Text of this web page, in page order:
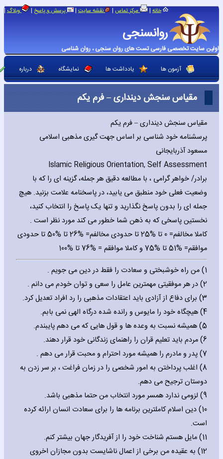
روانسنجی
اولین سایت تخصصی فارسی تست های روان سنجی ، روان شناسی
خانه | مرکز تماس | نقشه سایت | پرسش و پاسخ | وبلاگ |
آزمون ها یادداشت ها نمایشگاه درباره
مقیاس سنجش دینداری – فرم یکم
مقیاس سنجش دینداری – فرم یکم
پرسشنامه خود شناسی بر اساس جهت گیری مذهبی اسلامی
مسعود آذربایجانی
Islamic Religious Orientation‚ Self Assessment
برادر/ خواهر گرامی ، با مطالعه دقیق هر جمله، گزینه ای را که با
وضعیت فعلی خود منطبق می یابید، در پاسخنامه علامت بزنید. هیچ
جمله ای را بدون پاسخ نگذارید و تنها یک پاسخ را انتخاب کنید،
نخستین پاسخی که به ذهن شما خطور می کند مورد نظر است .
کاملا مخالفم= 0 تا %25 تا حدودی مخالفم= %26 تا %50 تا حدودی
موافقم= %51 تا %75 و کاملا موافقم = %76 تا %100
1) من راه خوشبختی و سعادت را فقط در دین می جویم .
2) در هر موفقیتی مهمترین عامل را سعی و توان خودم می دانم .
3) برای دفاع از آزادی باید اعتقادات مذهبی را رد افراد تعدیل کرد.
4) هیچگاه خود را مایوس و رانده شده درگاه الهی نمی بابم.
5) همیشه نسبت به وعده ها و قول هایی که می دهم پایبندم.
6) مردم باید تعلیم قران را راهنمای زندگانی خود قرار دهند.
7) پدر و مادرم را همیشه مورد احترام و محبت قرار می دهم .
8) اغلب پرداختن به امور شخصی را در زمان فراغت ، بر سر زدن به
دوستان ترجیح می دهم.
9) لزومی ندارد همسر مورد انتخاب من حتما مذهبی باشد.
10) دین اسلام کاملترین برنامه ها را برای سعادت انسان ارائه کرده
است.
11) مایل هستم شناخت خود را از آفریدگار جهان بیشتر کنم.
12) به عقیده من برخی از اعمال ناشایست بدون مجازان اخروی